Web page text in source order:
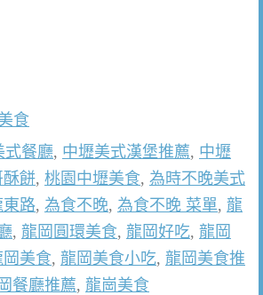
食
式餐廳, 中壢美式漢堡推薦, 中壢
酥餅, 桃園中壢美食, 為時不晚美式
東路, 為食不晚, 為食不晚 菜單, 龍
, 龍岡圓環美食, 龍岡好吃, 龍岡
岡美食, 龍岡美食小吃, 龍岡美食推
餐廳推薦, 龍崗美食